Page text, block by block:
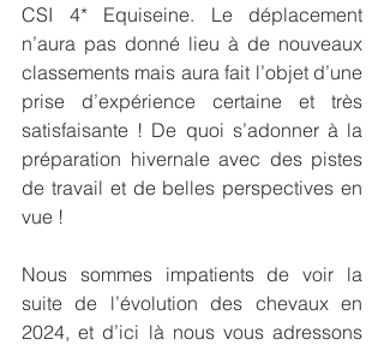
CSI 4* Equiseine. Le déplacement
n’aura pas donné lieu à de nouveaux
classements mais aura fait l’objet d’une
prise d’expérience certaine et très
satisfaisante ! De quoi s’adonner à la
préparation hivernale avec des pistes
de travail et de belles perspectives en
vue !
Nous sommes impatients de voir la
suite de l’évolution des chevaux en
2024, et d’ici là nous vous adressons